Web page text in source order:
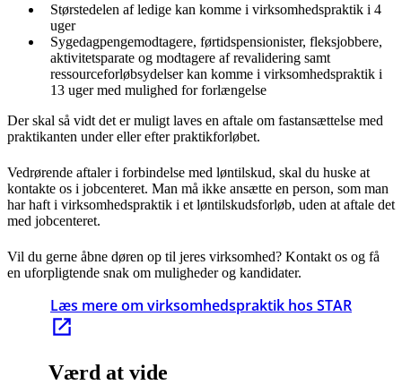
Størstedelen af ledige kan komme i virksomhedspraktik i 4
uger
Sygedagpengemodtagere, førtidspensionister, fleksjobbere,
aktivitetsparate og modtagere af revalidering samt
ressourceforløbsydelser kan komme i virksomhedspraktik i
13 uger med mulighed for forlængelse
Der skal så vidt det er muligt laves en aftale om fastansættelse med
praktikanten under eller efter praktikforløbet.
Vedrørende aftaler i forbindelse med løntilskud, skal du huske at
kontakte os i jobcenteret. Man må ikke ansætte en person, som man
har haft i virksomhedspraktik i et løntilskudsforløb, uden at aftale det
med jobcenteret.
Vil du gerne åbne døren op til jeres virksomhed? Kontakt os og få
en uforpligtende snak om muligheder og kandidater.
Læs mere om virksomhedspraktik hos STAR
Værd at vide